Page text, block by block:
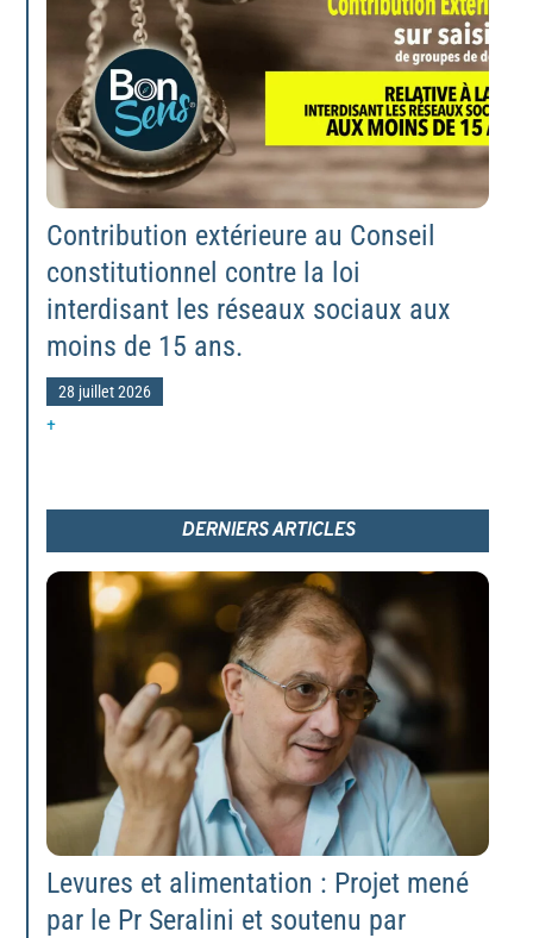
Contribution extérieure au Conseil
constitutionnel contre la loi
interdisant les réseaux sociaux aux
moins de 15 ans.
28 juillet 2026
+
DERNIERS ARTICLES
Levures et alimentation : Projet mené
par le Pr Seralini et soutenu par